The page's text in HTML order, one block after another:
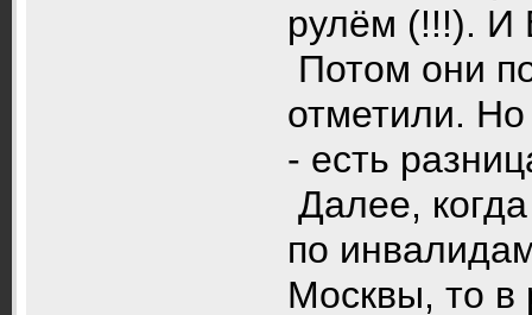
рулём (!!!). И
Потом они
отметили.
- есть
Далее,
по
Москвы, то в